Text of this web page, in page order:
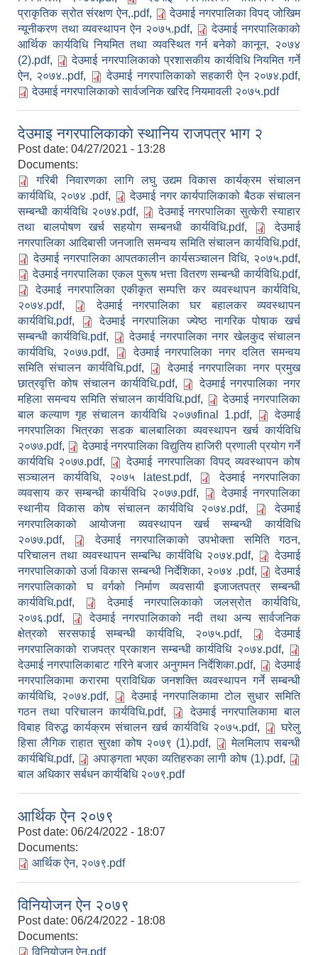
प्राकृतिक स्रोत संरक्षण ऐन,.pdf,
देउमाई नगरपालिका विपद् जोखिम
न्यूनीकरण तथा व्यवस्थापन ऐन २०७५.pdf,
देउमाई नगरपालिकाको
आर्थिक कार्यविधि नियमित तथा व्यवस्थित गर्न बनेको कानून, २०७४
(2).pdf,
देउमाई नगरपालिकाको प्रशासकीय कार्यविधि नियमित गर्ने
ऐन, २०७४..pdf, देउमाई नगरपालिकाको सहकारी ऐन २०७४.pdf,
देउमाई नगरपालिकाको सार्वजनिक खरिद नियमावली २०७५.pdf
देउमाइ नगरपालिकाकाे स्थानिय राजपत्र भाग २
Post date: 04/27/2021 - 13:28
Documents:
गरिबी निवारणका लागि लघु उद्यम विकास कार्यक्रम संचालन
कार्यविधि, २०७४ .pdf,
देउमाई नगर कार्यपालिकाको बैठक संचालन
सम्बन्धी कार्यविधि २०७४.pdf,
देउमाई नगरपालिका सुत्केरी स्याहार
तथा बालपोषण खर्च सहयोग सम्बनधी कार्यविधि.pdf,
देउमाई
नगरपालिका आदिबासी जनजाति समन्वय समिति संचालन कार्यविधि.pdf,
देउमाई नगरपालिका आपतकालीन कार्यसञ्चालन विधि, २०७५.pdf,
देउमाई नगरपालिका एकल पुरूष भत्ता वितरण सम्बन्धी कार्यविधि.pdf,
देउमाई नगरपालिका एकीकृत सम्पत्ति कर व्यवस्थापन कार्यविधि,
२०७४.pdf,
देउमाई नगरपालिका घर बहालकर व्यवस्थापन
कार्यविधि.pdf,
देउमाई नगरपालिका ज्येष्ठ नागरिक पोषाक खर्च
सम्बन्धी कार्यविधि.pdf,
देउमाई नगरपालिका नगर खेलकुद संचालन
कार्यविधि, २०७७.pdf,
देउमाई नगरपालिका नगर दलित समन्वय
समिति संचालन कार्यविधि.pdf,
देउमाई नगरपालिका नगर प्रमुख
छात्रवृत्ति कोष संचालन कार्यविधि.pdf,
देउमाई नगरपालिका नगर
महिला समन्वय समिति संचालन कार्यविधि.pdf,
देउमाई नगरपालिका
बाल कल्याण गृह संचालन कार्यविधि २०७७final 1.pdf,
देउमाई
नगरपालिका भित्रका सडक बालबालिका व्यवस्थापन खर्च कार्यविधि
२०७७.pdf,
देउमाई नगरपालिका विद्युतिय हाजिरी प्रणाली प्रयोग गर्ने
कार्यविधि २०७७.pdf,
देउमाई नगरपालिका विपद् व्यवस्थापन कोष
सञ्चालन कार्यविधि, २०७५ latest.pdf,
देउमाई नगरपालिका
व्यवसाय कर सम्बन्धी कार्यविधि २०७७.pdf,
देउमाई नगरपालिका
स्थानीय विकास कोष संचालन कार्यविधि २०७४.pdf,
देउमाई
नगरपालिकाको आयोजना व्यवस्थापन खर्च सम्बन्धी कार्यविधि
२०७७.pdf,
देउमाई नगरपालिकाको उपभोक्ता समिति गठन,
परिचालन तथा व्यवस्थापन सम्बन्धि कार्यविधि २०७४.pdf,
देउमाई
नगरपालिकाको उर्जा विकास सम्बन्धी निर्देशिका, २०७४ .pdf,
देउमाई
नगरपालिकाको घ वर्गको निर्माण व्यवसायी इजाजतपत्र सम्बन्धी
कार्यविधि.pdf,
देउमाई नगरपालिकाको जलस्रोत कार्यविधि,
२०७६.pdf,
देउमाई नगरपालिकाको नदी तथा अन्य सार्वजनिक
क्षेत्रको सरसफाई सम्बन्धी कार्यविधि, २०७५.pdf,
देउमाई
नगरपालिकाको राजपत्र प्रकाशन सम्बन्धी कार्यविधि २०७४.pdf,
देउमाई नगरपालिकाबाट गरिने बजार अनुगमन निर्देशिका.pdf,
देउमाई
नगरपालिकामा करारमा प्राविधिक जनशक्ति व्यवस्थापन गर्ने सम्बन्धी
कार्यविधि, २०७४.pdf,
देउमाई नगरपालिकामा टोल सुधार समिति
गठन तथा परिचालन कार्यविधि.pdf,
देउमाई नगरपालिकामा बाल
विबाह विरुद्ध कार्यक्रम संचालन खर्च कार्यविधि २०७५.pdf,
घरेलु
हिसा लैगिक राहात सुरक्षा कोष २०७९ (1).pdf,
मेलमिलाप सबन्धी
कार्यबिधि.pdf, अपाङ्गता भएका व्यतिहरुका लागी कोष (1).pdf,
बाल अधिकार सर्बधन कार्यबिधि २०७९.pdf
आर्थिक ऐन २०७९
Post date: 06/24/2022 - 18:07
Documents:
आर्थिक ऐन, २०७९.pdf
विनियोजन ऐन २०७९
Post date: 06/24/2022 - 18:08
Documents:
विनियोजन ऐन.pdf